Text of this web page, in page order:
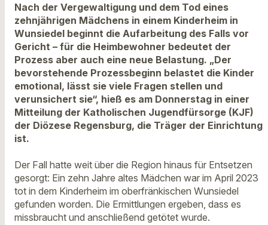
Nach der Vergewaltigung und dem Tod eines
zehnjährigen Mädchens in einem Kinderheim in
Wunsiedel beginnt die Aufarbeitung des Falls vor
Gericht – für die Heimbewohner bedeutet der
Prozess aber auch eine neue Belastung. „Der
bevorstehende Prozessbeginn belastet die Kinder
emotional, lässt sie viele Fragen stellen und
verunsichert sie“, hieß es am Donnerstag in einer
Mitteilung der Katholischen Jugendfürsorge (KJF)
der Diözese Regensburg, die Träger der Einrichtung
ist.
Der Fall hatte weit über die Region hinaus für Entsetzen
gesorgt: Ein zehn Jahre altes Mädchen war im April 2023
tot in dem Kinderheim im oberfränkischen Wunsiedel
gefunden worden. Die Ermittlungen ergeben, dass es
missbraucht und anschließend getötet wurde.